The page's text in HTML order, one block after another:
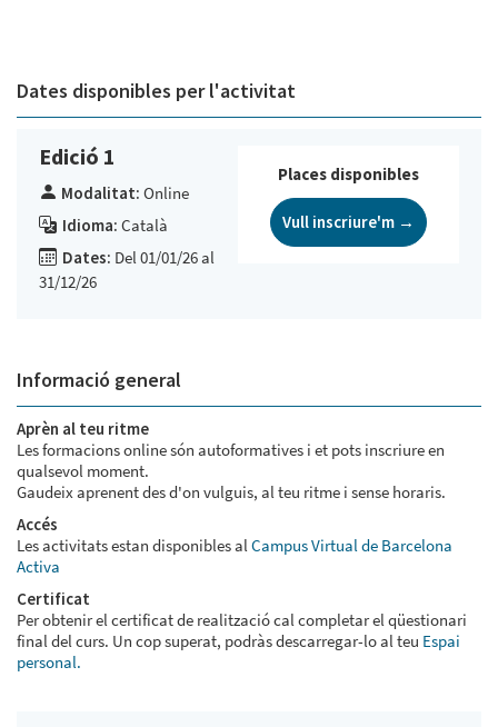
Dates disponibles per l'activitat
Edició 1
Modalitat: Online
Idioma: Català
Dates: Del 01/01/26 al
31/12/26
Places disponibles
Vull inscriure'm →
Informació general
Aprèn al teu ritme
Les formacions online són autoformatives i et pots inscriure en
qualsevol moment.
Gaudeix aprenent des d'on vulguis, al teu ritme i sense horaris.
Accés
Les activitats estan disponibles alCampus Virtual de Barcelona
Activa
Certificat
Per obtenir el certificat de realització cal completar el qüestionari
final del curs. Un cop superat, podràs descarregar-lo al teu Espai
personal.